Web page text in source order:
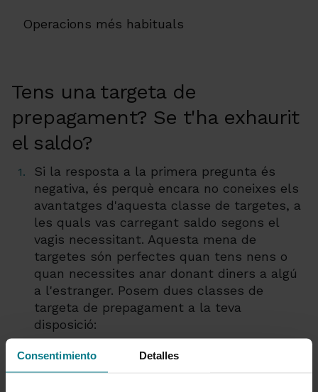
Consentimiento Detalles
Operacions més habituals
Tens una targeta de
prepagament? Se t'ha exhaurit
el saldo?
Si la resposta a la primera pregunta és
negativa, és perquè encara no coneixes els
avantatges d'aquesta classe de targetes, a
les quals vas carregant saldo segons el
vagis necessitant. Aquesta mena de
targetes són perfectes quan tens nens o
quan necessites anar donant diners a algú
a l'estranger. Posem dues classes de
targeta de prepagament a la teva
disposició:
I quant a la segona pregunta, recarregar el
saldo de qualsevol targeta de prepagament